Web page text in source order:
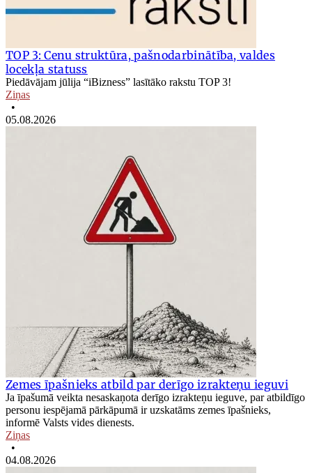
TOP 3: Cenu struktūra, pašnodarbinātība, valdes
locekļa statuss
Piedāvājam jūlija “iBizness” lasītāko rakstu TOP 3!
Ziņas
•
05.08.2026
Zemes īpašnieks atbild par derīgo izrakteņu ieguvi
Ja īpašumā veikta nesaskaņota derīgo izrakteņu ieguve, par atbildīgo
personu iespējamā pārkāpumā ir uzskatāms zemes īpašnieks,
informē Valsts vides dienests.
Ziņas
•
04.08.2026